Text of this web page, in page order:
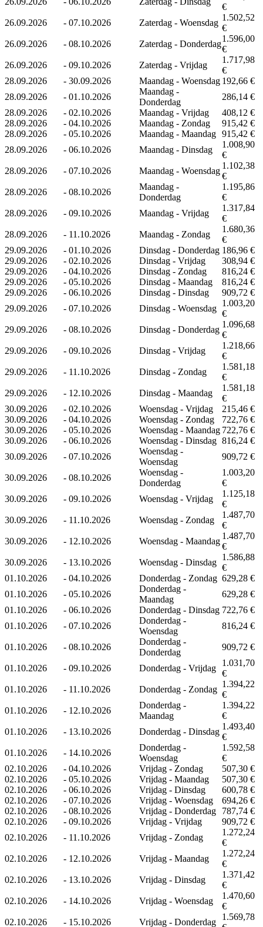
€
26.09.2026
- 07.10.2026 Zaterdag - Woensdag
1.502,52
€
26.09.2026
- 08.10.2026 Zaterdag - Donderdag
1.596,00
€
26.09.2026
- 09.10.2026 Zaterdag - Vrijdag
1.717,98
€
28.09.2026
- 30.09.2026 Maandag - Woensdag 192,66 €
28.09.2026
- 01.10.2026
Maandag -
Donderdag
286,14 €
28.09.2026
- 02.10.2026 Maandag - Vrijdag
408,12 €
28.09.2026
- 04.10.2026 Maandag - Zondag
915,42 €
28.09.2026
- 05.10.2026 Maandag - Maandag 915,42 €
28.09.2026
- 06.10.2026 Maandag - Dinsdag
1.008,90
€
28.09.2026
- 07.10.2026 Maandag - Woensdag
1.102,38
€
28.09.2026
- 08.10.2026
Maandag -
Donderdag
1.195,86
€
28.09.2026
- 09.10.2026 Maandag - Vrijdag
1.317,84
€
28.09.2026
- 11.10.2026 Maandag - Zondag
1.680,36
€
29.09.2026
- 01.10.2026 Dinsdag - Donderdag 186,96 €
29.09.2026
- 02.10.2026 Dinsdag - Vrijdag
308,94 €
29.09.2026
- 04.10.2026 Dinsdag - Zondag
816,24 €
29.09.2026
- 05.10.2026 Dinsdag - Maandag
816,24 €
29.09.2026
- 06.10.2026 Dinsdag - Dinsdag
909,72 €
29.09.2026
- 07.10.2026 Dinsdag - Woensdag
1.003,20
€
29.09.2026
- 08.10.2026 Dinsdag - Donderdag
1.096,68
€
29.09.2026
- 09.10.2026 Dinsdag - Vrijdag
1.218,66
€
29.09.2026
- 11.10.2026 Dinsdag - Zondag
1.581,18
€
29.09.2026
- 12.10.2026 Dinsdag - Maandag
1.581,18
€
30.09.2026
- 02.10.2026 Woensdag - Vrijdag
215,46 €
30.09.2026
- 04.10.2026 Woensdag - Zondag
722,76 €
30.09.2026
- 05.10.2026 Woensdag - Maandag 722,76 €
30.09.2026
- 06.10.2026 Woensdag - Dinsdag 816,24 €
30.09.2026
- 07.10.2026
Woensdag -
Woensdag
909,72 €
30.09.2026 - 08.10.2026
Woensdag -
Donderdag
1.003,20
€
30.09.2026
- 09.10.2026 Woensdag - Vrijdag
1.125,18
€
30.09.2026
- 11.10.2026 Woensdag - Zondag
1.487,70
€
30.09.2026
- 12.10.2026 Woensdag - Maandag
1.487,70
€
30.09.2026
- 13.10.2026 Woensdag - Dinsdag
1.586,88
€
01.10.2026
- 04.10.2026 Donderdag - Zondag 629,28 €
01.10.2026
- 05.10.2026
Donderdag -
Maandag
629,28 €
01.10.2026
- 06.10.2026 Donderdag - Dinsdag 722,76 €
01.10.2026
- 07.10.2026
Donderdag -
Woensdag
816,24 €
01.10.2026 - 08.10.2026
Donderdag -
Donderdag
909,72 €
01.10.2026 - 09.10.2026 Donderdag - Vrijdag
1.031,70
€
01.10.2026
- 11.10.2026 Donderdag - Zondag
1.394,22
€
01.10.2026
- 12.10.2026
Donderdag -
Maandag
1.394,22
€
01.10.2026
- 13.10.2026 Donderdag - Dinsdag
1.493,40
€
01.10.2026
- 14.10.2026
Donderdag -
Woensdag
1.592,58
€
02.10.2026
- 04.10.2026 Vrijdag - Zondag
507,30 €
02.10.2026
- 05.10.2026 Vrijdag - Maandag
507,30 €
02.10.2026
- 06.10.2026 Vrijdag - Dinsdag
600,78 €
02.10.2026
- 07.10.2026 Vrijdag - Woensdag
694,26 €
02.10.2026
- 08.10.2026 Vrijdag - Donderdag
787,74 €
02.10.2026
- 09.10.2026 Vrijdag - Vrijdag
909,72 €
02.10.2026
- 11.10.2026 Vrijdag - Zondag
1.272,24
€
02.10.2026
- 12.10.2026 Vrijdag - Maandag
1.272,24
€
02.10.2026
- 13.10.2026 Vrijdag - Dinsdag
1.371,42
€
02.10.2026
- 14.10.2026 Vrijdag - Woensdag
1.470,60
€
02.10.2026
- 15.10.2026 Vrijdag - Donderdag
1.569,78